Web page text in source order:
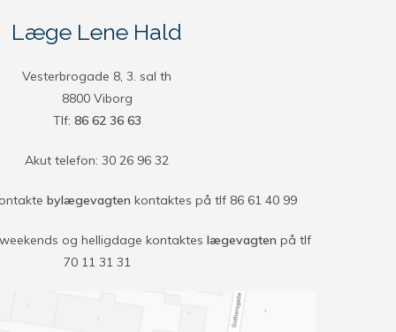
Læge Lene Hald
Vesterbrogade 8, 3. sal th
8800 Viborg
Tlf: 86 62 36 63
Akut telefon: 30 26 96 32
bylægevagten kontaktes på tlf 86 61 40 99
og helligdage kontaktes lægevagten på tlf
70 11 31 31